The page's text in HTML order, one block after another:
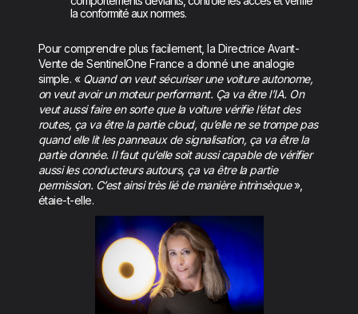
la conformité aux normes.
Pour comprendre plus facilement, la Directrice Avant-
Vente de SentinelOne France a donné une analogie
simple. « Quand on veut sécuriser une voiture autonome,
on veut avoir un moteur performant. Ça va être l’IA. On
veut aussi faire en sorte que la voiture vérifie l’état des
routes, ça va être la partie cloud, qu’elle ne se trompe pas
quand elle lit les panneaux de signalisation, ça va être la
partie donnée. Il faut qu’elle soit aussi capable de vérifier
aussi les conducteurs autours, ça va être la partie
permission. C’est ainsi très lié de manière intrinsèque»,
étaie-t-elle.